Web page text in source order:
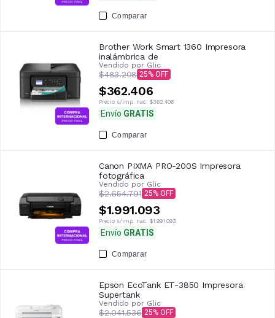
Comparar
Brother Work Smart 1360 Impresora
inalámbrica de
Vendido por Glic
$483.208 25
$362.406
Precio s/imp. nac. $362.406
Envío GRATIS
Comparar
Canon PIXMA PRO-200S Impresora
fotográfica
Vendido por Glic
$2.654.791 25
$1.991.093
Precio s/imp. nac. $1.991.093
Envío GRATIS
Comparar
Epson EcoTank ET-3850 Impresora
Supertank
Vendido por Glic
$2.041.536 25